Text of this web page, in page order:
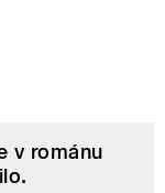
v románu